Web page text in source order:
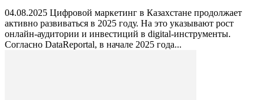
04.08.2025 Цифровой маркетинг в Казахстане продолжает
активно развиваться в 2025 году. На это указывают рост
онлайн-аудитории и инвестиций в digital-инструменты.
Согласно DataReportal, в начале 2025 года...